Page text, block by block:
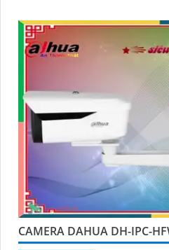
CAMERA DAHUA DH-IPC-